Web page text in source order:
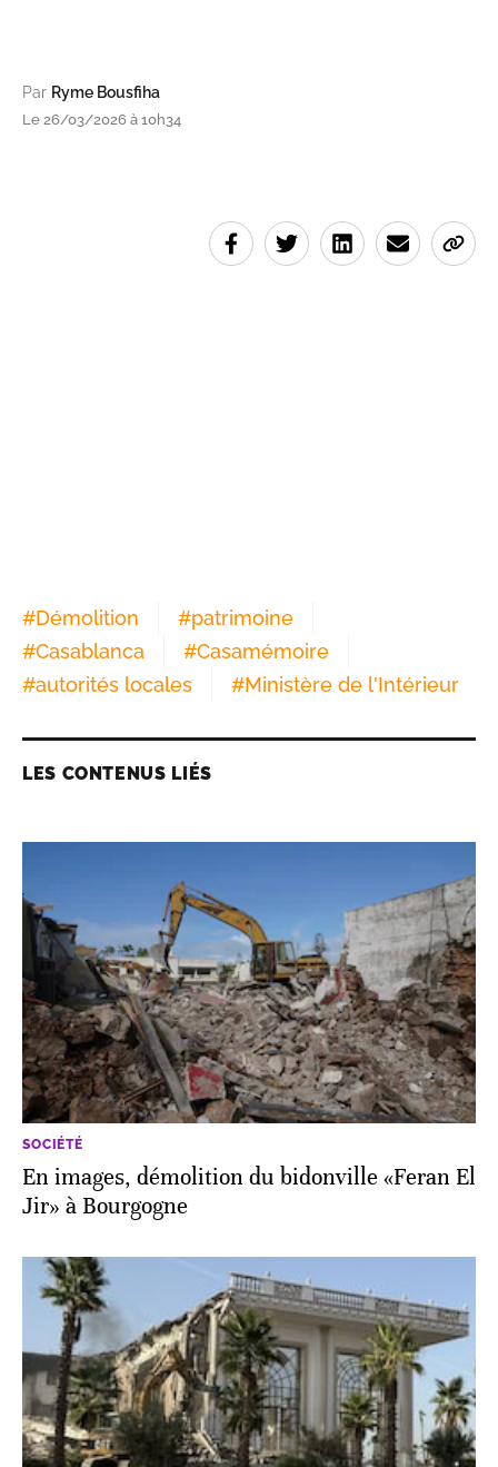
Par Ryme Bousfiha
Le 26/03/2026 à 10h34
#Démolition #patrimoine
#Casablanca #Casamémoire
#autorités locales #Ministère de l'Intérieur
LES CONTENUS LIÉS
SOCIÉTÉ
En images, démolition du bidonville «Feran El
Jir» à Bourgogne